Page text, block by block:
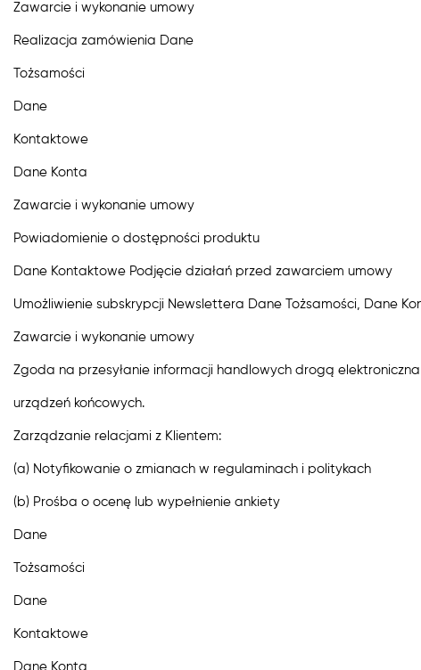
Zawarcie i wykonanie umowy
Realizacja zamówienia Dane
Tożsamości
Dane
Kontaktowe
Dane Konta
Zawarcie i wykonanie umowy
Powiadomienie o dostępności produktu
Dane Kontaktowe Podjęcie działań przed zawarciem umowy
Umożliwienie subskrypcji Newslettera Dane Tożsamości, Dane
Zawarcie i wykonanie umowy
Zgoda na przesyłanie informacji handlowych drogą
urządzeń końcowych.
Zarządzanie relacjami z Klientem:
(a) Notyfikowanie o zmianach w regulaminach i politykach
(b) Prośba o ocenę lub wypełnienie ankiety
Dane
Tożsamości
Dane
Kontaktowe
Dane Konta